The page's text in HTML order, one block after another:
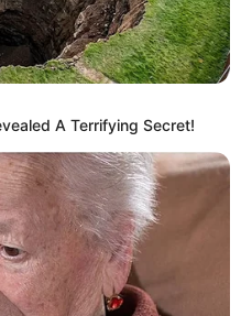
A Terrifying Secret!